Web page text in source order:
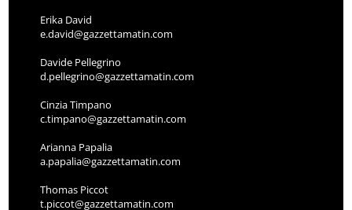
Erika David
e.david@gazzettamatin.com
Davide Pellegrino
d.pellegrino@gazzettamatin.com
Cinzia Timpano
c.timpano@gazzettamatin.com
Arianna Papalia
a.papalia@gazzettamatin.com
Thomas Piccot
t.piccot@gazzettamatin.com